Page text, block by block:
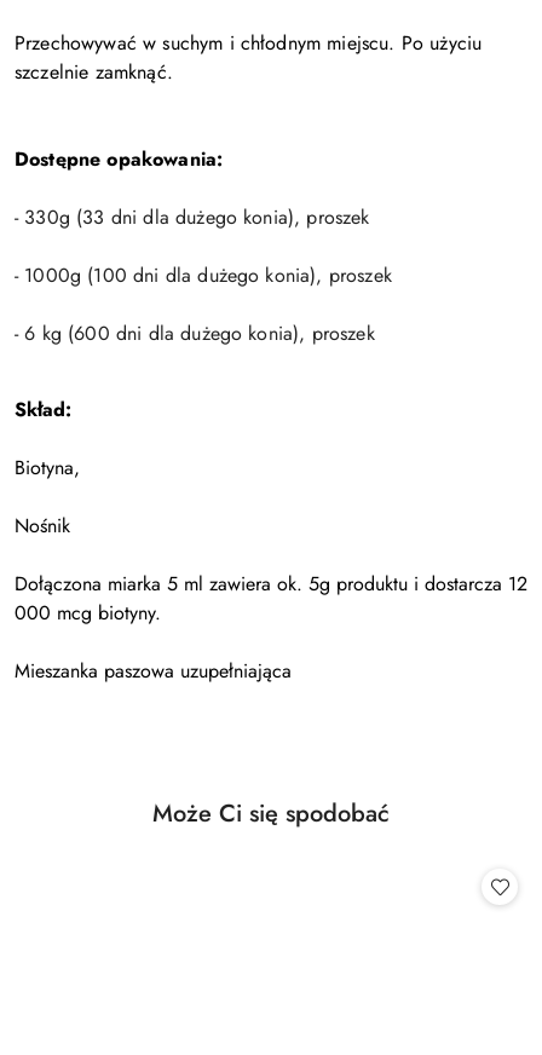
Przechowywać w suchym i chłodnym miejscu. Po użyciu
szczelnie zamknąć.
Dostępne opakowania:
- 330g (33 dni dla dużego konia), proszek
- 1000g (100 dni dla dużego konia), proszek
- 6 kg (600 dni dla dużego konia), proszek
Skład:
Biotyna,
Nośnik
Dołączona miarka 5 ml zawiera ok. 5g produktu i dostarcza 12
000 mcg biotyny.
Mieszanka paszowa uzupełniająca
Pomiń karuzelę produktów
Produkty
Może Ci się spodobać